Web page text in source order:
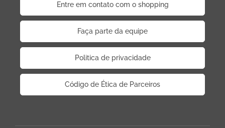
Entre em contato com o shopping
Faça parte da equipe
Politica de privacidade
Código de Ética de Parceiros